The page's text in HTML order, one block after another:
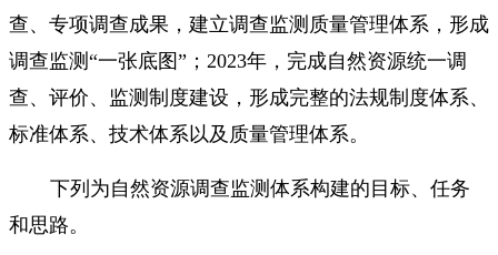
查、专项调查成果，建立调查监测质量管理体系，形成
调查监测“一张底图”；2023年，完成自然资源统一调
查、评价、监测制度建设，形成完整的法规制度体系、
标准体系、技术体系以及质量管理体系。
下列为自然资源调查监测体系构建的目标、任务
和思路。